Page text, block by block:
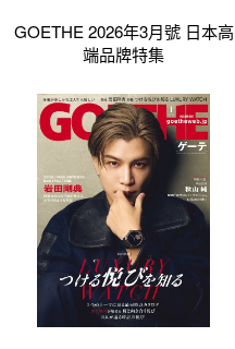
GOETHE 2026年3月號 日本高
端品牌特集